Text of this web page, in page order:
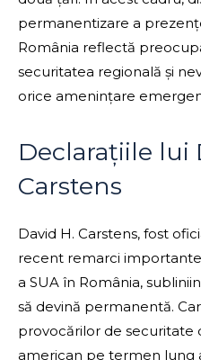
permanentizare a
România reflectă
securitatea regională și
orice amenințare
Declarațiile lui
Carstens
David H. Carstens, fost
recent remarci
a SUA în România,
să devină permanentă.
provocărilor de securitate
american pe termen lung